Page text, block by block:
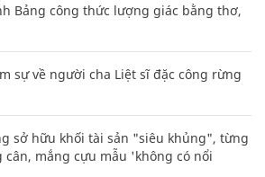
Bảng công thức lượng giác bằng thơ,
sự về người cha Liệt sĩ đặc công rừng
sở hữu khối tài sản "siêu khủng", từng
cân, mắng cựu mẫu 'không có nổi